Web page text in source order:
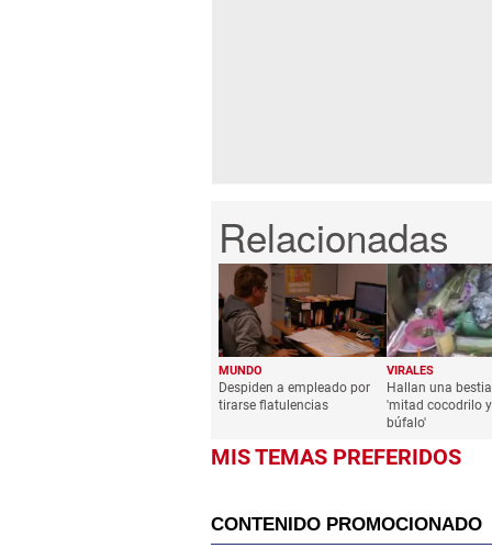
MUNDO
Despiden a empleado por
tirarse flatulencias
VIRALES
Hallan una
'mitad cocodrilo
búfalo'
MIS TEMAS PREFERIDOS